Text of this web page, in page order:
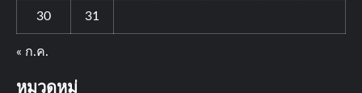
30 31
« ก.ค.
หมวดหมู่